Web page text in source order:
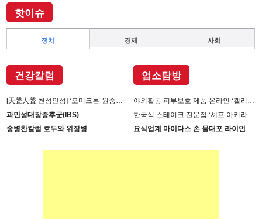
핫이슈
정치 경제 사회
건강칼럼
[天聲人聲 천성인성] ‘오미크론-원숭이 두창’장난 아니다
과민성대장증후군(IBS)
송병찬칼럼 호두와 위장병
업소탐방
야외활동 피부보호 제품 온라인 ‘캘리제이’(Cali-j)에서 판매
한국식 스테이크 전문점 ‘셰프 아키라백의 AB스테이크’ 진출
요식업계 마이다스 손 물대포 라이언 손 사장의 인생 필살기